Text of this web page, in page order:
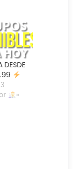
DESDE
»